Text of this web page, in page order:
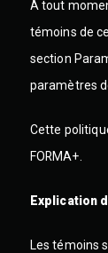
À tout
témoins de
section
paramètres
Cette
FORMA+.
Explication
Les témoins